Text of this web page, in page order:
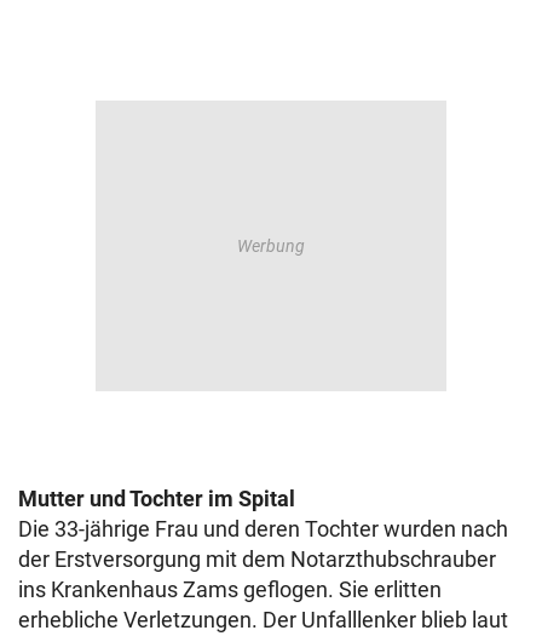
Mutter und Tochter im Spital
Die 33-jährige Frau und deren Tochter wurden nach
der Erstversorgung mit dem Notarzthubschrauber
ins Krankenhaus Zams geflogen. Sie erlitten
erhebliche Verletzungen. Der Unfalllenker blieb laut